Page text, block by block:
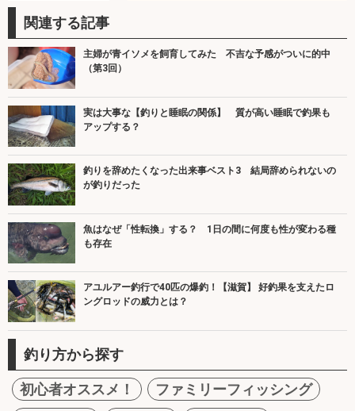
関連する記事
主婦が青イソメを飼育してみた 不吉な予感がついに的中
（第3回）
実は大事な【釣りと睡眠の関係】 質が高い睡眠で釣果も
アップする？
釣りを辞めたくなった出来事ベスト3 結局辞められないの
が釣りだった
魚はなぜ「性転換」する？ 1日の間に何度も性が変わる種
も存在
アユルアー釣行で40匹の爆釣！【滋賀】 好釣果を支えたロ
ングロッドの威力とは？
釣り方から探す
初心者オススメ！ ファミリーフィッシング